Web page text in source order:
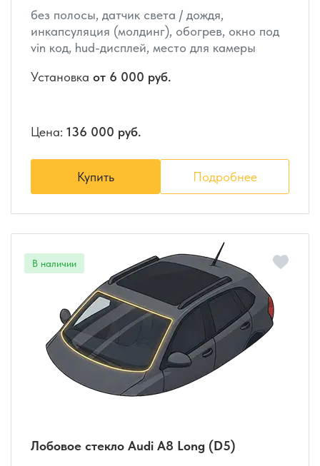
без полосы, датчик света / дождя,
инкапсуляция (молдинг), обогрев, окно под
vin код, hud-дисплей, место для камеры
Установка от 6 000 руб.
Цена: 136 000 руб.
Купить Подробнее
Лобовое стекло Audi A8 Long (D5)